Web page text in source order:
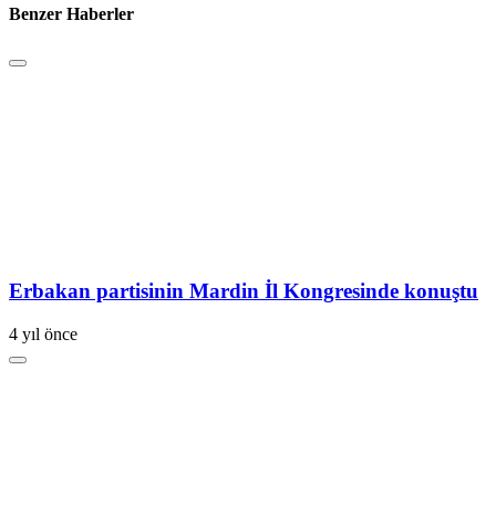
Benzer Haberler
Erbakan partisinin Mardin İl Kongresinde konuştu
4 yıl önce